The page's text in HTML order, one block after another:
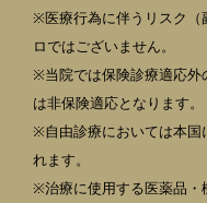
※医療行為に伴うリスク（
ロではございません。
※当院では保険診療適応外
は非保険適応となります。
※自由診療においては本国
れます。
※治療に使用する医薬品・